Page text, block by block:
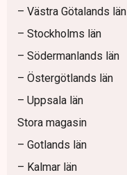
– Västra Götalands län
– Stockholms län
– Södermanlands län
– Östergötlands län
– Uppsala län
Stora magasin
– Gotlands län
– Kalmar län